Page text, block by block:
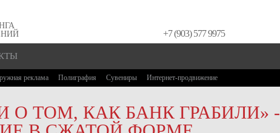
+7 (903) 577 9975
реклама Полиграфия Сувениры Интернет-продвижение
О ТОМ, КАК БАНК ГРАБИЛИ» -